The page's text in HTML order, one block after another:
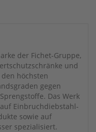
der Fichet-Gruppe,
und
höchsten
gegen
Das Werk
Einbruchdiebstahl-
sowie auf
spezialisiert.